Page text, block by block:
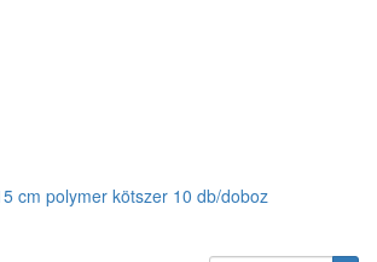
cm polymer kötszer 10 db/doboz